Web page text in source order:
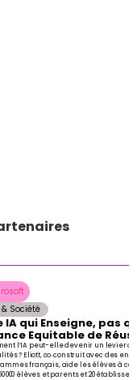
& Société
IA qui Enseigne, pas
Equitable de
l’IA peut-elle devenir un levier
? Eliott, co‑construit avec des
français, aide les élèves à
000 élèves et parents et 20